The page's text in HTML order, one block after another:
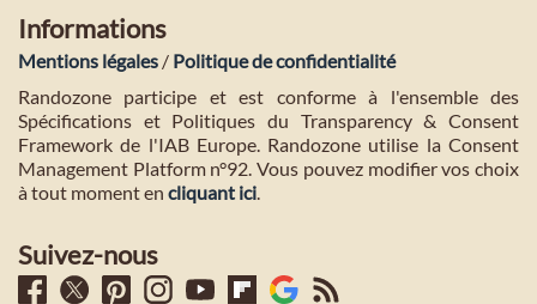
Informations
Mentions légales / Politique de confidentialité
Randozone participe et est conforme à l'ensemble des
Spécifications et Politiques du Transparency & Consent
Framework de l'IAB Europe. Randozone utilise la Consent
Management Platform n°92. Vous pouvez modifier vos choix
à tout moment en cliquant ici.
Suivez-nous